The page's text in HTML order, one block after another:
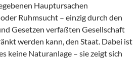
Hauptursachen
Ruhmsucht – einzig durch den
Gesetzen verfaßten Gesellschaft
werden kann, den Staat. Dabei ist
keine Naturanlage – sie zeigt sich